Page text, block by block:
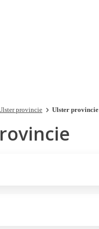
provincie Ulster provincie